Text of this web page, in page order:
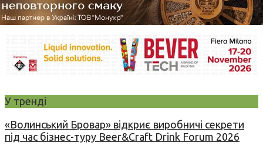
У тренді
«Волинський Бровар» відкриє виробничі секрети
під час бізнес-туру Beer&Craft Drink Forum 2026